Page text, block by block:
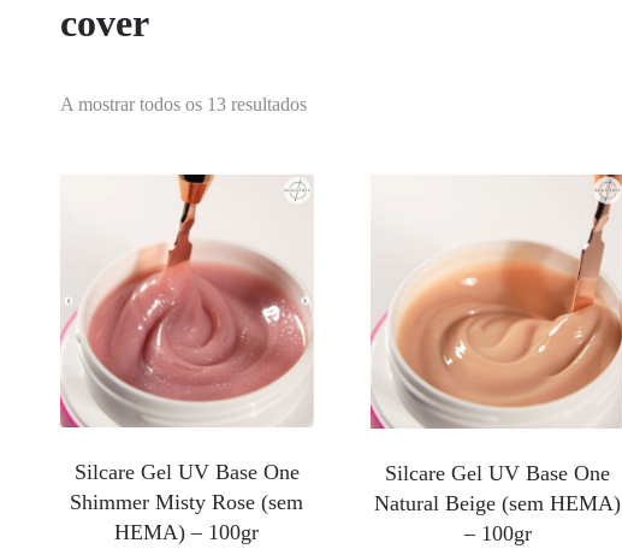
cover
A mostrar todos os 13 resultados
Silcare Gel UV Base One
Shimmer Misty Rose (sem
HEMA) – 100gr
Silcare Gel UV Base One
Natural Beige (sem HEMA)
– 100gr